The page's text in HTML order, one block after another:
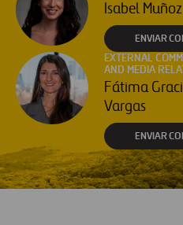
Isabel
ENVIAR
EXTERNAL
AND MEDIA
Fátima
Vargas
ENVIAR